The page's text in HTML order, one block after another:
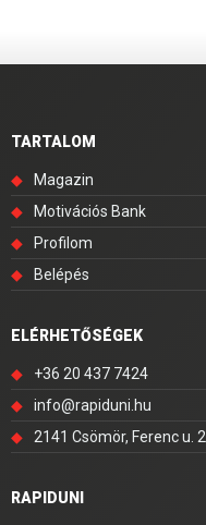
TARTALOM
◆
Magazin
◆
Motivációs Bank
◆
Profilom
◆
Belépés
ELÉRHETŐSÉGEK
◆
+36 20 437 7424
◆
info@rapiduni.hu
◆
2141 Csömör, Ferenc u. 2.
RAPIDUNI